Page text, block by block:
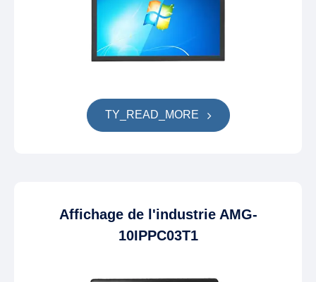
TY_READ_MORE
Affichage de l'industrie AMG-
10IPPC03T1